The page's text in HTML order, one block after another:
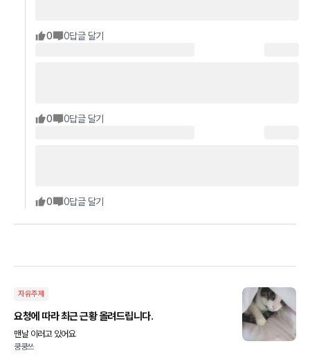
0 0답글 달기
0 0답글 달기
0 0답글 달기
자유주제
요청에 따라 최근 근황 올려드립니다.
맨날 이러고 있어요
쿵쿵쓰